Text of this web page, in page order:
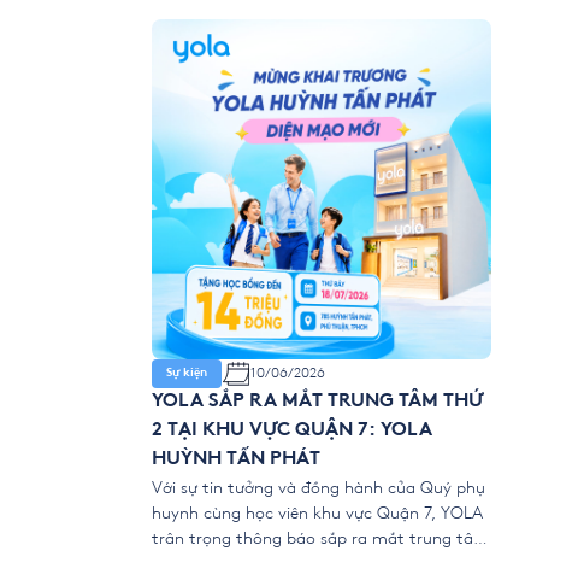
TP.HCM, YOLA Cộng Hòa chính thức chuyển
sang “ngôi nhà mới” tại: 📍 99 Cộng Hòa,
phường Tân Sơn Nhất, TP.HCM […]
Sự kiện 10/06/2026
YOLA SẮP RA MẮT TRUNG TÂM THỨ
2 TẠI KHU VỰC QUẬN 7: YOLA
HUỲNH TẤN PHÁT
Với sự tin tưởng và đồng hành của Quý phụ
huynh cùng học viên khu vực Quận 7, YOLA
trân trọng thông báo sắp ra mắt trung tâm